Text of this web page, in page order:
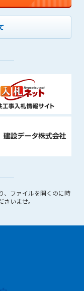
、ファイルを開くのに時
いませ。
たは廃止することが
たは他の第三者が
も負わないものと
員の個人情報（以下
以下の各号に該当
ないものとしま
同意している場合
をした形式で第三